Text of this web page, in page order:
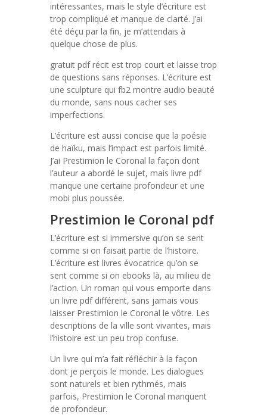
intéressantes, mais le style d’écriture est
trop compliqué et manque de clarté. J’ai
été déçu par la fin, je m’attendais à
quelque chose de plus.
gratuit pdf récit est trop court et laisse trop
de questions sans réponses. L’écriture est
une sculpture qui fb2 montre audio beauté
du monde, sans nous cacher ses
imperfections.
L’écriture est aussi concise que la poésie
de haïku, mais l’impact est parfois limité.
J’ai Prestimion le Coronal la façon dont
l’auteur a abordé le sujet, mais livre pdf
manque une certaine profondeur et une
mobi plus poussée.
Prestimion le Coronal pdf
L’écriture est si immersive qu’on se sent
comme si on faisait partie de l’histoire.
L’écriture est livres évocatrice qu’on se
sent comme si on ebooks là, au milieu de
l’action. Un roman qui vous emporte dans
un livre pdf différent, sans jamais vous
laisser Prestimion le Coronal le vôtre. Les
descriptions de la ville sont vivantes, mais
l’histoire est un peu trop confuse.
Un livre qui m’a fait réfléchir à la façon
dont je perçois le monde. Les dialogues
sont naturels et bien rythmés, mais
parfois, Prestimion le Coronal manquent
de profondeur.